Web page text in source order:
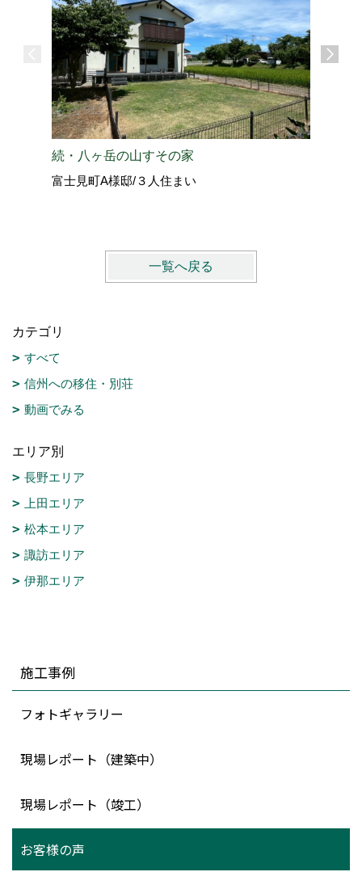
続・八ヶ岳の山すその家
富士見町A様邸/３人住まい
一覧へ戻る
カテゴリ
すべて
信州への移住・別荘
動画でみる
エリア別
長野エリア
上田エリア
松本エリア
諏訪エリア
伊那エリア
施工事例
フォトギャラリー
現場レポート（建築中）
現場レポート（竣工）
お客様の声